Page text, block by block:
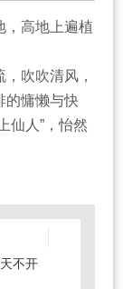
，高地上遍植
吹吹清风，
的慵懒与快
仙人”，怡然
不开